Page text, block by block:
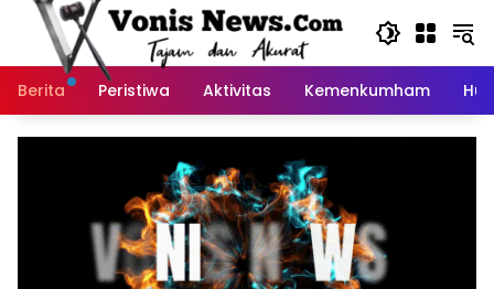
Langsung
Berita
Peristiwa Aktivitas Kemenkumham